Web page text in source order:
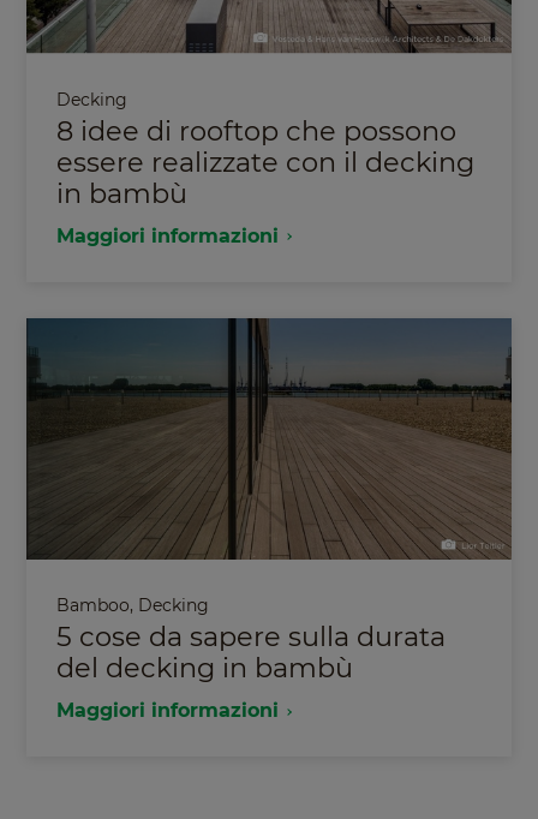
Decking
8 idee di rooftop che possono
essere realizzate con il decking
in bambù
Maggiori informazioni
Bamboo, Decking
5 cose da sapere sulla durata
del decking in bambù
Maggiori informazioni